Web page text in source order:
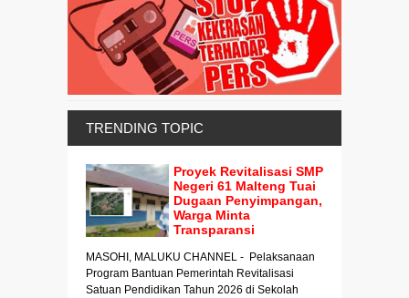
TRENDING TOPIC
Proyek Revitalisasi SMP
Negeri 61 Malteng Tuai
Dugaan Penyimpangan,
Warga Minta
Transparansi
MASOHI, MALUKU CHANNEL - Pelaksanaan
Program Bantuan Pemerintah Revitalisasi
Satuan Pendidikan Tahun 2026 di Sekolah